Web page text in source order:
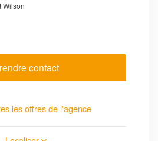
Wilson
contact
les offres de l'agence